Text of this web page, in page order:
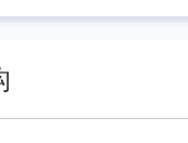
力持续积累，中央
落地见效；季度内